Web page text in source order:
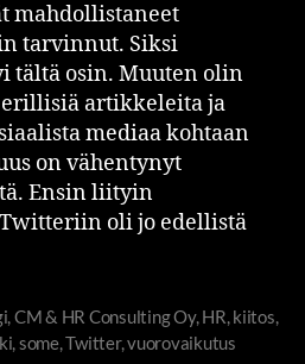
mahdollistaneet
tarvinnut. Siksi
tältä osin. Muuten olin
artikkeleita ja
mediaa kohtaan
on vähentynyt
Ensin liityin
oli jo edellistä
,CM & HR Consulting Oy,HR,kiitos,
,some,Twitter,vuorovaikutus